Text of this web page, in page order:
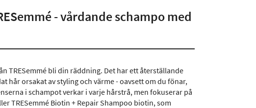
- vårdande schampo med
TRESemmé bli din räddning. Det har ett återställande
hår orsakat av styling och värme - oavsett om du fönar,
i schampot verkar i varje hårstrå, men fokuserar på
TRESemmé Biotin + Repair Shampoo biotin, som